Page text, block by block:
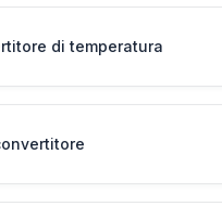
di temperatura